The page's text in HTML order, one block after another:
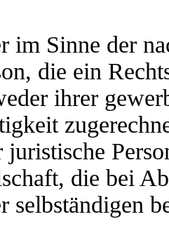
im Sinne der
die ein
ihrer
die bei
selbständigen